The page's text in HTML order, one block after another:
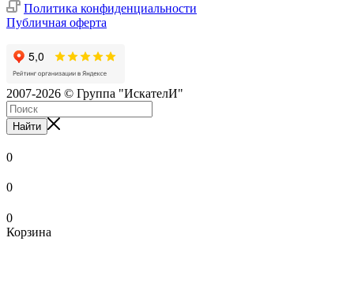
Политика конфиденциальности
Публичная оферта
2007-2026 © Группа "ИскателИ"
Найти
0
0
0
Корзина